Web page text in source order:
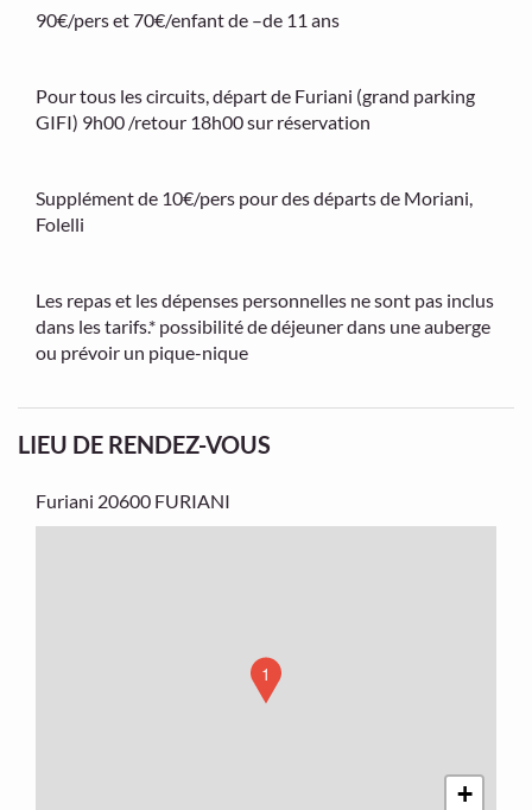
90€/pers et 70€/enfant de –de 11 ans
Pour tous les circuits, départ de Furiani (grand parking
GIFI) 9h00 /retour 18h00 sur réservation
Supplément de 10€/pers pour des départs de Moriani,
Folelli
Les repas et les dépenses personnelles ne sont pas inclus
dans les tarifs.* possibilité de déjeuner dans une auberge
ou prévoir un pique-nique
LIEU DE RENDEZ-VOUS
Furiani 20600 FURIANI
1
+